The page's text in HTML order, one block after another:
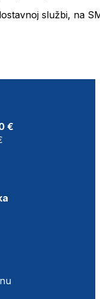
službi, na
€